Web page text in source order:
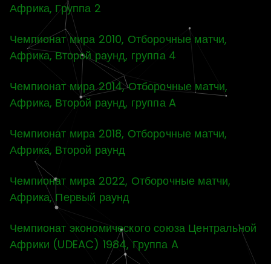
Африка, Группа 2
Чемпионат мира 2010, Отборочные матчи,
Африка, Второй раунд, группа 4
Чемпионат мира 2014, Отборочные матчи,
Африка, Второй раунд, группа A
Чемпионат мира 2018, Отборочные матчи,
Африка, Второй раунд
Чемпионат мира 2022, Отборочные матчи,
Африка, Первый раунд
Чемпионат экономического союза Центральной
Африки (UDEAC) 1984, Группа A